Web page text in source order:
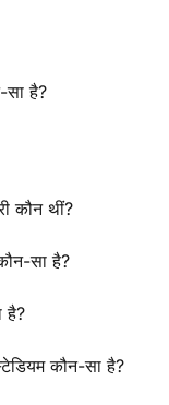
सा है?
कौन थीं?
सा है?
है?
कौन-सा है?